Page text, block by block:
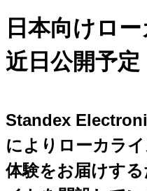
日本向けロ
近日公開予定
Standex
によりローカラ
体験をお届けす